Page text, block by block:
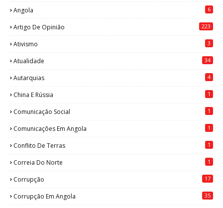
Angola 6
Artigo De Opinião 223
Ativismo 3
Atualidade 34
Autarquias 4
China E Rússia 1
Comunicação Social 1
Comunicações Em Angola 1
Conflito De Terras 1
Correia Do Norte 1
Corrupção 17
Corrupção Em Angola 35